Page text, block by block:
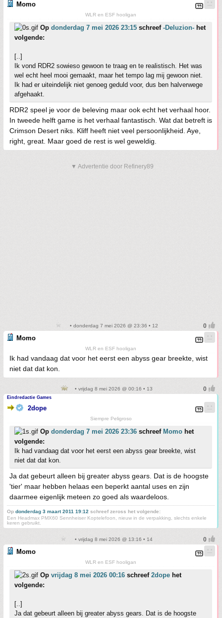
Momo
WLR en ESF hooligan
Op donderdag 7 mei 2026 23:15 schreef -Deluzion- het
volgende:
[..]
Ik vond RDR2 sowieso gewoon te traag en te realistisch. Het was
wel echt heel mooi gemaakt, maar het tempo lag mij gewoon niet.
Ik had er uiteindelijk niet genoeg geduld voor, dus ben halverwege
afgehaakt.
RDR2 speel je voor de beleving maar ook echt het verhaal hoor.
In tweede helft game is het verhaal fantastisch. Wat dat betreft is
Crimson Desert niks. Kliff heeft niet veel persoonlijkheid. Aye,
right, great. Maar goed de rest is wel geweldig.
▼ Advertentie door Refinery89
• donderdag 7 mei 2026 @ 23:36 • 12
Momo
WLR en ESF hooligan
Ik had vandaag dat voor het eerst een abyss gear breekte, wist
niet dat dat kon.
• vrijdag 8 mei 2026 @ 00:16 • 13
Eindredactie Games
2dope
Siempre Peligroso
Op donderdag 7 mei 2026 23:36 schreef Momo het
volgende:
Ik had vandaag dat voor het eerst een abyss gear breekte, wist
niet dat dat kon.
Ja dat gebeurt alleen bij greater abyss gears. Dat is de hoogste
'tier' maar hebben helaas een beperkt aantal uses en zijn
daarmee eigenlijk meteen zo goed als waardeloos.
Op donderdag 3 maart 2011 19:12 schreef zeross het volgende:
Een Headmax PMX60 Sennheiser Koptelefoon, nieuw in de verpakking, slechts enkele
keren gebruikt.
• vrijdag 8 mei 2026 @ 13:16 • 14
Momo
WLR en ESF hooligan
Op vrijdag 8 mei 2026 00:16 schreef 2dope het
volgende:
[..]
Ja dat gebeurt alleen bij greater abyss gears. Dat is de hoogste